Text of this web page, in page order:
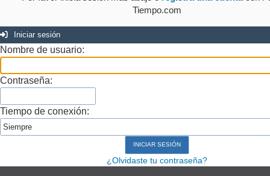
Tiempo.com
Iniciar sesión
Nombre de usuario:
Contraseña:
Tiempo de conexión:
¿Olvidaste tu contraseña?